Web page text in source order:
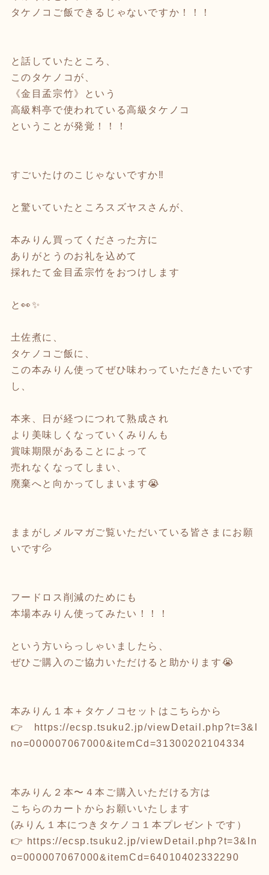
タケノコご飯できるじゃないですか！！！
と話していたところ、
このタケノコが、
《金目孟宗竹》という
高級料亭で使われている高級タケノコ
ということが発覚！！！
すごいたけのこじゃないですか‼️
と驚いていたところスズヤスさんが、
本みりん買ってくださった方に
ありがとうのお礼を込めて
採れたて金目孟宗竹をおつけします
と👀✨
土佐煮に、
タケノコご飯に、
この本みりん使ってぜひ味わっていただきたいです
し、
本来、日が経つにつれて熟成され
より美味しくなっていくみりんも
賞味期限があることによって
売れなくなってしまい、
廃棄へと向かってしまいます😭
ままがしメルマガご覧いただいている皆さまにお願
いです💦
フードロス削減のためにも
本場本みりん使ってみたい！！！
という方いらっしゃいましたら、
ぜひご購入のご協力いただけると助かります😭
本みりん１本＋タケノコセットはこちらから
👉
https://ecsp.tsuku2.jp/viewDetail.php?t=3&I
no=000007067000&itemCd=31300202104334
本みりん２本〜４本ご購入いただける方は
こちらのカートからお願いいたします
(みりん１本につきタケノコ１本プレゼントです）
👉 https://ecsp.tsuku2.jp/viewDetail.php?t=3&In
o=000007067000&itemCd=64010402332290